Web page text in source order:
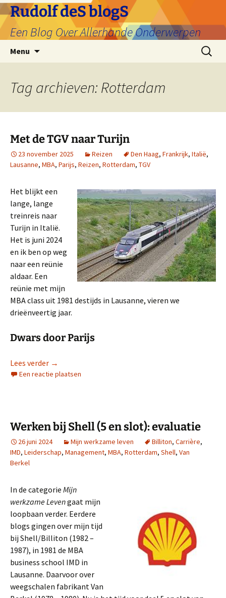
Ga
naar
de
inhoud
Rudolf deS blogS
Een Blog Over Allerhande Onderwerpen
Menu
Zoeken
naar:
Tag archieven: Rotterdam
Met de TGV naar Turijn
23 november 2025 Reizen Den Haag, Frankrijk, Italië,
Lausanne, MBA, Parijs, Reizen, Rotterdam, TGV
Het blijkt een
lange, lange
treinreis naar
Turijn in Italië.
Het is juni 2024
en ik ben op weg
naar een reünie
aldaar. Een
reünie met mijn
MBA class uit 1981 destijds in Lausanne, vieren we
drieënveertig jaar.
Dwars door Parijs
Lees verder Met de TGV naar Turijn
→
Een reactie plaatsen
Werken bij Shell (5 en slot): evaluatie
26 juni 2024 Mijn werkzame leven Billiton, Carrière,
IMD, Leiderschap, Management, MBA, Rotterdam, Shell, Van
Berkel
In de categorie Mijn
werkzame Levengaat mijn
loopbaan verder. Eerdere
blogs gingen over mijn tijd
bij Shell/Billiton (1982 –
1987), in 1981 de MBA
business school IMD in
Lausanne. Daarvoor over
weegschalen fabrikant Van